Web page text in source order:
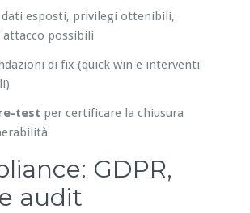
esposti, privilegi ottenibili,
attacco possibili
di fix (quick win e interventi
test per certificare la chiusura
GDPR,
audit